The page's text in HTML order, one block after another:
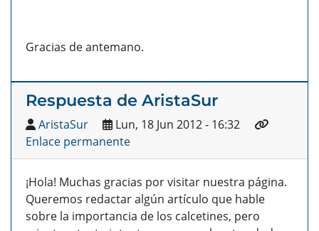
Gracias de antemano.
Respuesta de AristaSur
AristaSur
Lun, 18 Jun 2012 - 16:32
Enlace permanente
¡Hola! Muchas gracias por visitar nuestra página.
Queremos redactar algún artículo que hable
sobre la importancia de los calcetines, pero